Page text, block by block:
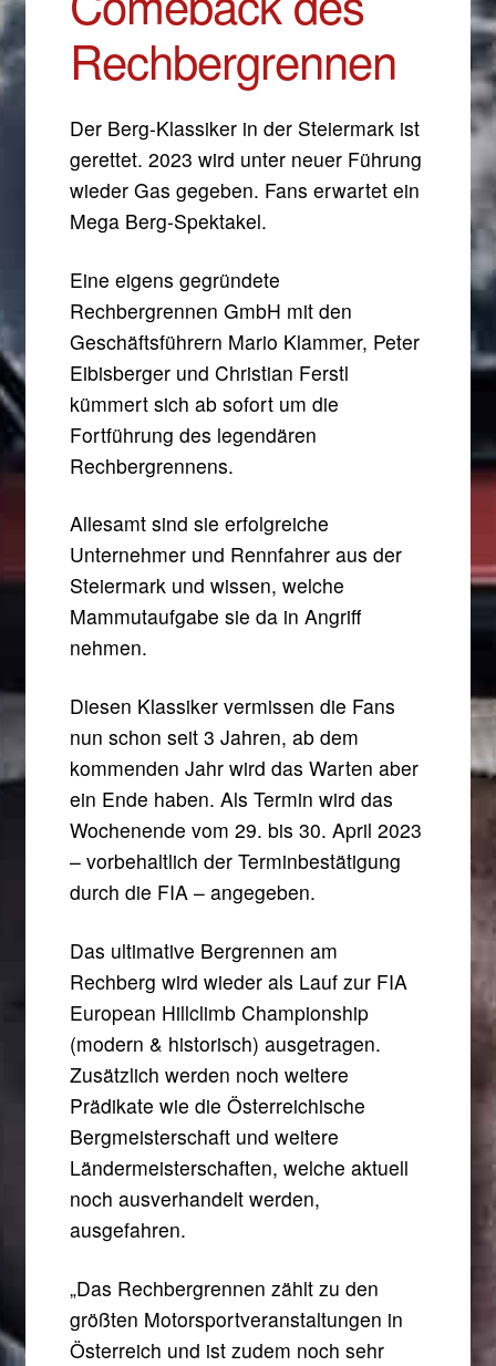
Rechbergrennen
Der Berg-Klassiker in der Steiermark ist
gerettet. 2023 wird unter neuer Führung
wieder Gas gegeben. Fans erwartet ein
Mega Berg-Spektakel.
Eine eigens gegründete
Rechbergrennen GmbH mit den
Geschäftsführern Mario Klammer, Peter
Eibisberger und Christian Ferstl
kümmert sich ab sofort um die
Fortführung des legendären
Rechbergrennens.
Allesamt sind sie erfolgreiche
Unternehmer und Rennfahrer aus der
Steiermark und wissen, welche
Mammutaufgabe sie da in Angriff
nehmen.
Diesen Klassiker vermissen die Fans
nun schon seit 3 Jahren, ab dem
kommenden Jahr wird das Warten aber
ein Ende haben. Als Termin wird das
Wochenende vom 29. bis 30. April 2023
– vorbehaltlich der Terminbestätigung
durch die FIA – angegeben.
Das ultimative Bergrennen am
Rechberg wird wieder als Lauf zur FIA
European Hillclimb Championship
(modern & historisch) ausgetragen.
Zusätzlich werden noch weitere
Prädikate wie die Österreichische
Bergmeisterschaft und weitere
Ländermeisterschaften, welche aktuell
noch ausverhandelt werden,
ausgefahren.
„Das Rechbergrennen zählt zu den
größten Motorsportveranstaltungen in
Österreich und ist zudem noch sehr